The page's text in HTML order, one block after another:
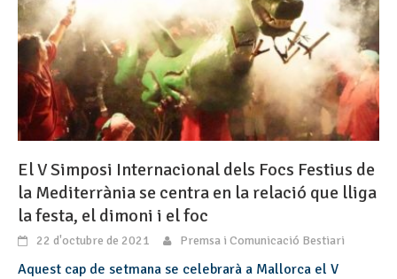
El V Simposi Internacional dels Focs Festius de
la Mediterrània se centra en la relació que lliga
la festa, el dimoni i el foc
22 d'octubre de 2021 Premsa i Comunicació Bestiari
Aquest cap de setmana se celebrarà a Mallorca el V